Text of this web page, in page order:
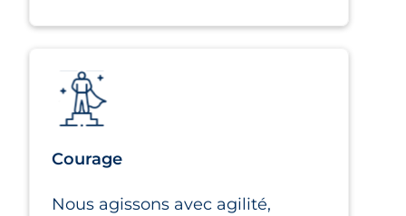
Courage
Nous agissons avec agilité,